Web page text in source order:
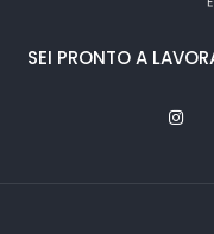
SEI PRONTO A